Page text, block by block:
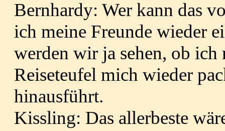
Bernhardy: Wer kann das
ich meine Freunde wieder
wer­den wir ja sehen, ob
Reiseteufel mich wieder
hinausführt.
Kissling: Das allerbeste